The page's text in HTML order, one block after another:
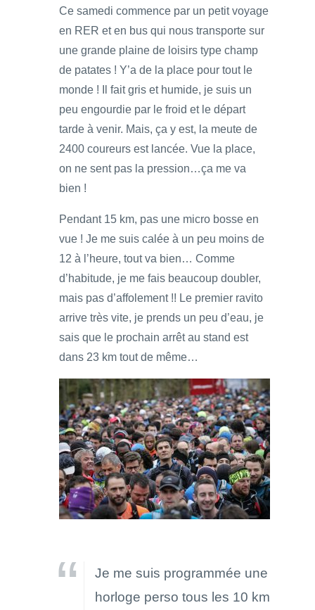
Ce samedi commence par un petit voyage
en RER et en bus qui nous transporte sur
une grande plaine de loisirs type champ
de patates ! Y’a de la place pour tout le
monde ! Il fait gris et humide, je suis un
peu engourdie par le froid et le départ
tarde à venir. Mais, ça y est, la meute de
2400 coureurs est lancée. Vue la place,
on ne sent pas la pression…ça me va
bien !
Pendant 15 km, pas une micro bosse en
vue ! Je me suis calée à un peu moins de
12 à l’heure, tout va bien… Comme
d’habitude, je me fais beaucoup doubler,
mais pas d’affolement !! Le premier ravito
arrive très vite, je prends un peu d’eau, je
sais que le prochain arrêt au stand est
dans 23 km tout de même…
Je me suis programmée une
horloge perso tous les 10 km